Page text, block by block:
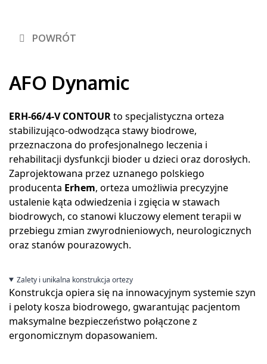
POWRÓT
AFO Dynamic
ERH-66/4-V CONTOURto specjalistyczna orteza
stabilizująco-odwodząca stawy biodrowe,
przeznaczona do profesjonalnego leczenia i
rehabilitacji dysfunkcji bioder u dzieci oraz dorosłych.
Zaprojektowana przez uznanego polskiego
producenta Erhem, orteza umożliwia precyzyjne
ustalenie kąta odwiedzenia i zgięcia w stawach
biodrowych, co stanowi kluczowy element terapii w
przebiegu zmian zwyrodnieniowych, neurologicznych
oraz stanów pourazowych.
Zalety i unikalna konstrukcja ortezy
Konstrukcja opiera się na innowacyjnym systemie szyn
i peloty kosza biodrowego, gwarantując pacjentom
maksymalne bezpieczeństwo połączone z
ergonomicznym dopasowaniem.